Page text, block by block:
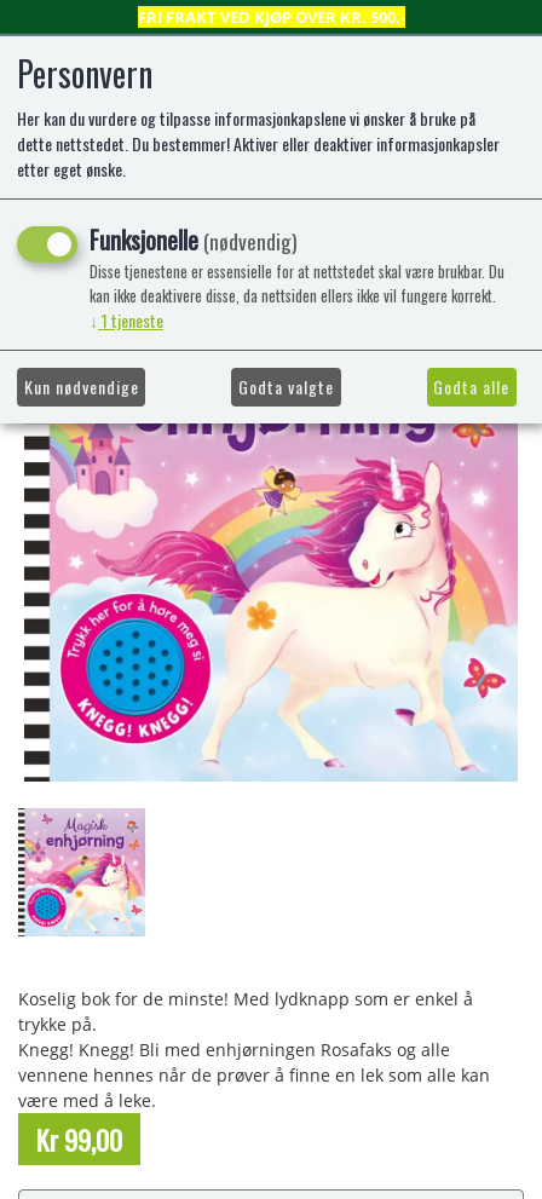
FRI FRAKT VED KJØP OVER KR. 500,-
0
Magisk enhjørning
Koselig bok for de minste! Med lydknapp som er enkel å
trykke på.
Knegg! Knegg! Bli med enhjørningen Rosafaks og alle
vennene hennes når de prøver å finne en lek som alle kan
være med å leke.
Kr 99,00
Personvern
Her kan du vurdere og tilpasse informasjonkapslene vi ønsker å bruke på
dette nettstedet. Du bestemmer! Aktiver eller deaktiver informasjonkapsler
etter eget ønske.
Funksjonelle(nødvendig)
Disse tjenestene er essensielle for at nettstedet skal være brukbar. Du
kan ikke deaktivere disse, da nettsiden ellers ikke vil fungere korrekt.
↓ 1tjeneste
Kun nødvendige Godta valgte Godta alle